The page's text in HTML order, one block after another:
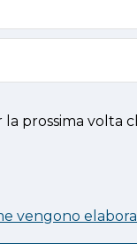
prossima volta
vengono